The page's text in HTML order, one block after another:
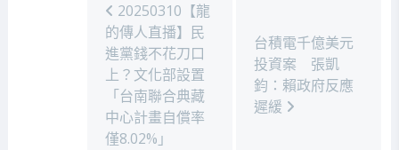
20250310【龍
的傳人直播】民
進黨錢不花刀口
上？文化部設置
「台南聯合典藏
中心計畫自償率
僅8.02%」
台積電千億美元
投資案 張凱
鈞：賴政府反應
遲緩